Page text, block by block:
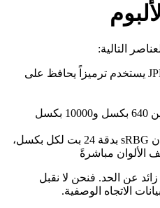
التالية:
تنسيق TIFF أو PNG أو JPEG يستخدم ترميزاً يحافظ على
مشفر بإحدى مساحات ألوان sRBG بدقة 24 بت لكل بكسل،
الألوان مباشرةً
عن الحد. فنحن لا نقبل
الاتجاه الوصفية.